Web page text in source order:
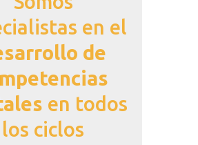
en el
de
en todos
los ciclos